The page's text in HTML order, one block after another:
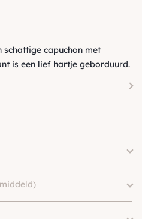
schattige capuchon met
is een lief hartje geborduurd.
1, 2, 3, 4, 5
FuzzYard